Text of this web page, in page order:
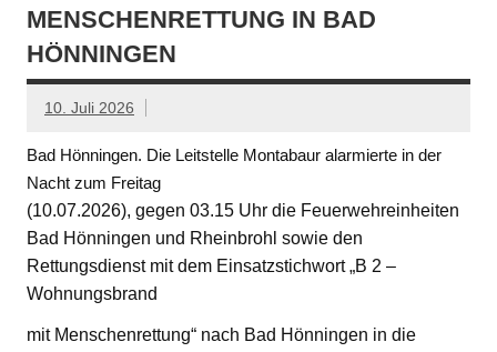
MENSCHENRETTUNG IN BAD
HÖNNINGEN
10. Juli 2026
Bad Hönningen. Die Leitstelle Montabaur alarmierte in der
Nacht zum Freitag
(10.07.2026), gegen 03.15 Uhr die Feuerwehreinheiten
Bad Hönningen und Rheinbrohl sowie den
Rettungsdienst mit dem Einsatzstichwort „B 2 –
Wohnungsbrand
mit Menschenrettung“ nach Bad Hönningen in die